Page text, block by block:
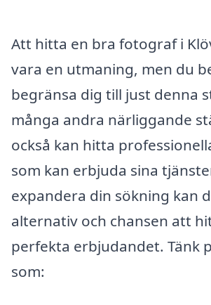
Att hitta en bra fotograf i
vara en utmaning, men du
begränsa dig till just denna
många andra närliggande
också kan hitta
som kan erbjuda sina
expandera din sökning kan
alternativ och chansen att
perfekta erbjudandet. Tänk
som: